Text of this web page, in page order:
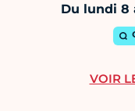
Du lundi 8
VOIR